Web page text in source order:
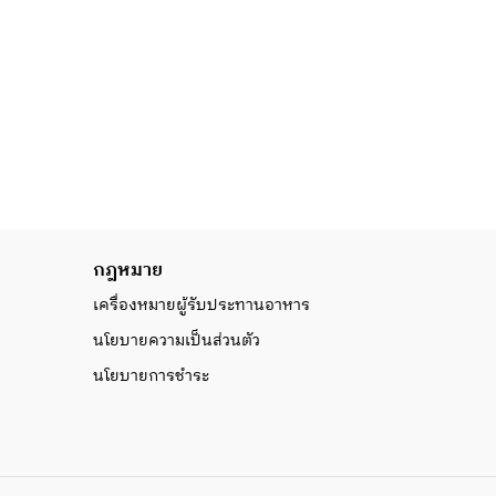
กฎหมาย
เครื่องหมายผู้รับประทานอาหาร
นโยบายความเป็นส่วนตัว
นโยบายการชำระ